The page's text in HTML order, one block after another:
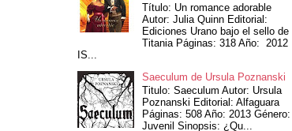
Título: Un romance adorable
Autor: Julia Quinn Editorial:
Ediciones Urano bajo el sello de
Titania Páginas: 318 Año: 2012
IS...
Saeculum de Ursula Poznanski
Titulo: Saeculum Autor: Ursula
Poznanski Editorial: Alfaguara
Páginas: 508 Año: 2013 Género:
Juvenil Sinopsis: ¿Qu...